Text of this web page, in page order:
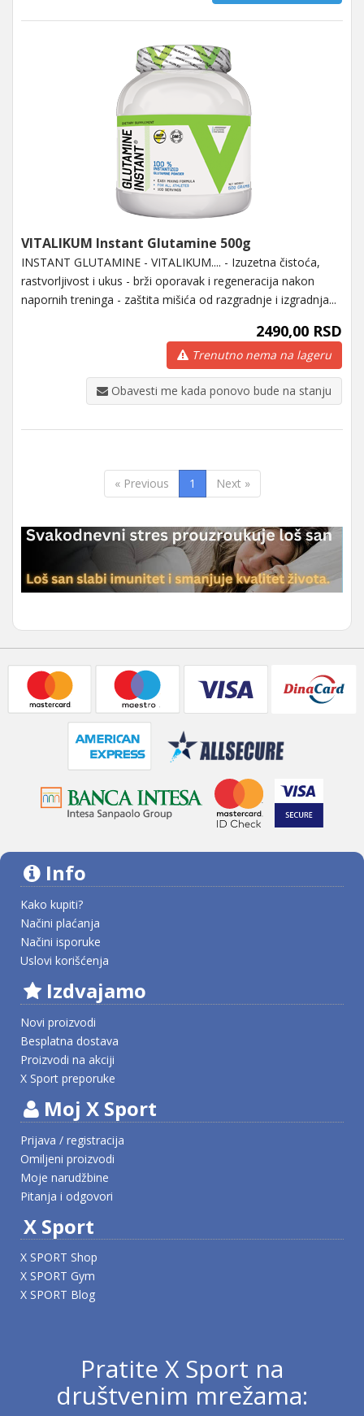
VITALIKUM Instant Glutamine 500g
INSTANT GLUTAMINE - VITALIKUM.... - Izuzetna čistoća,
rastvorljivost i ukus - brži oporavak i regeneracija nakon
napornih treninga - zaštita mišića od razgradnje i izgradnja...
2490,00 RSD
Trenutno nema na lageru
Obavesti me kada ponovo bude na stanju
« Previous 1 Next »
Info
Kako kupiti?
Načini plaćanja
Načini isporuke
Uslovi korišćenja
Izdvajamo
Novi proizvodi
Besplatna dostava
Proizvodi na akciji
X Sport preporuke
Moj X Sport
Prijava / registracija
Omiljeni proizvodi
Moje narudžbine
Pitanja i odgovori
X Sport
X SPORT Shop
X SPORT Gym
X SPORT Blog
Pratite X Sport na
društvenim mrežama: